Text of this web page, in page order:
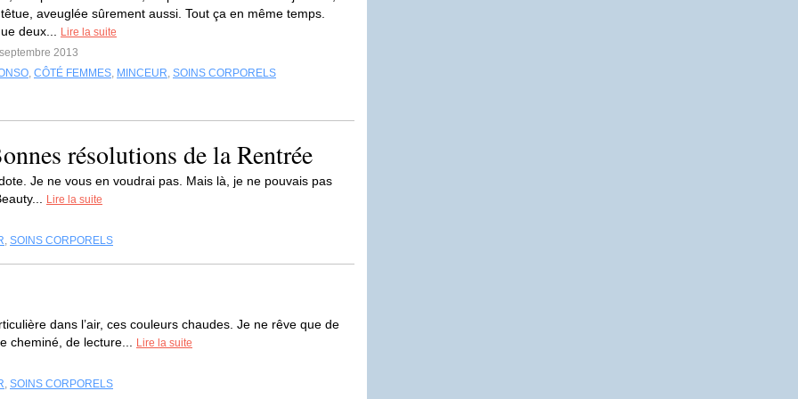
aveuglée sûrement aussi. Tout ça en même temps.
deux...
Lire la suite
2013
, CÔTÉ FEMMES, MINCEUR, SOINS CORPORELS
résolutions de la Rentrée
Je ne vous en voudrai pas. Mais là, je ne pouvais pas
Lire la suite
, SOINS CORPORELS
dans l’air, ces couleurs chaudes. Je ne rêve que de
cheminé, de lecture...
Lire la suite
, SOINS CORPORELS